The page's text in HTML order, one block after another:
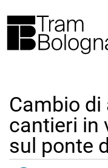
Cambio
cantieri in
sul ponte